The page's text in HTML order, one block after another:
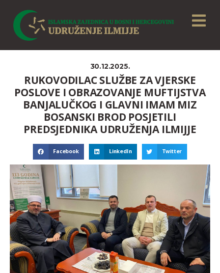
30.12.2025.
RUKOVODILAC SLUŽBE ZA VJERSKE
POSLOVE I OBRAZOVANJE MUFTIJSTVA
BANJALUČKOG I GLAVNI IMAM MIZ
BOSANSKI BROD POSJETILI
PREDSJEDNIKA UDRUŽENJA ILMIJJE
Facebook LinkedIn Twitter